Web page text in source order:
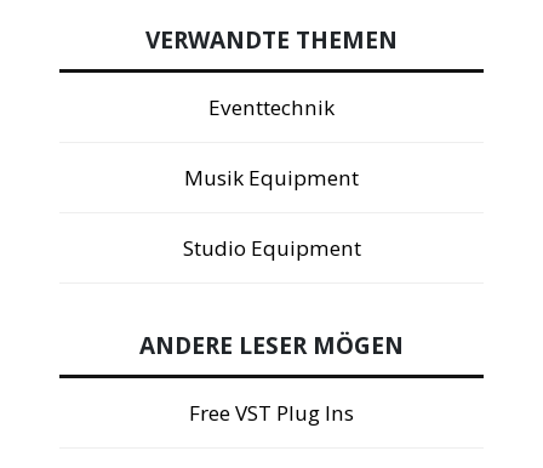
VERWANDTE THEMEN
Eventtechnik
Musik Equipment
Studio Equipment
ANDERE LESER MÖGEN
Free VST Plug Ins